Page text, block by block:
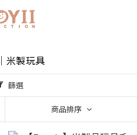
米製玩具
篩選
商品排序